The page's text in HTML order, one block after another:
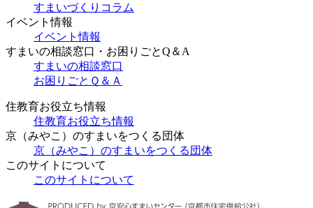
すまいづくりコラム
イベント情報
イベント情報
すまいの相談窓口・お困りごとQ＆A
すまいの相談窓口
お困りごとＱ＆Ａ
住教育お役立ち情報
住教育お役立ち情報
京（みやこ）のすまいをつくる団体
京（みやこ）のすまいをつくる団体
このサイトについて
このサイトについて